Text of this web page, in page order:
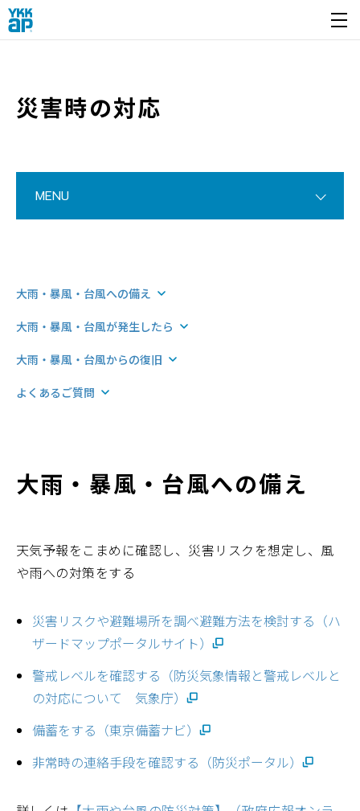
開く
災害時の対応
MENU
大雨・暴風・台風への備え
大雨・暴風・台風が発生したら
大雨・暴風・台風からの復旧
よくあるご質問
大雨・暴風・台風への備え
天気予報をこまめに確認し、災害リスクを想定し、風
や雨への対策をする
災害リスクや避難場所を調べ避難方法を検討する（ハ
ザードマップポータルサイト）
警戒レベルを確認する（防災気象情報と警戒レベルと
の対応について 気象庁）
備蓄をする（東京備蓄ナビ）
非常時の連絡手段を確認する（防災ポータル）